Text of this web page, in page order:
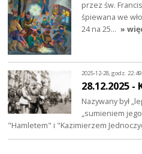
przez św.
śpiewana we
24 na 25… »
2025-12-28, godz. 22:49
28.12.2025
Nazywany był
„sumieniem
"Hamletem" i "Kazimierzem